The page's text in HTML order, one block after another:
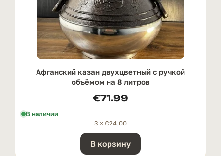
Афганский казан двухцветный с ручкой
oбъёмом на 8 литров
€71.99
В наличии
3 × €24.00
В корзину